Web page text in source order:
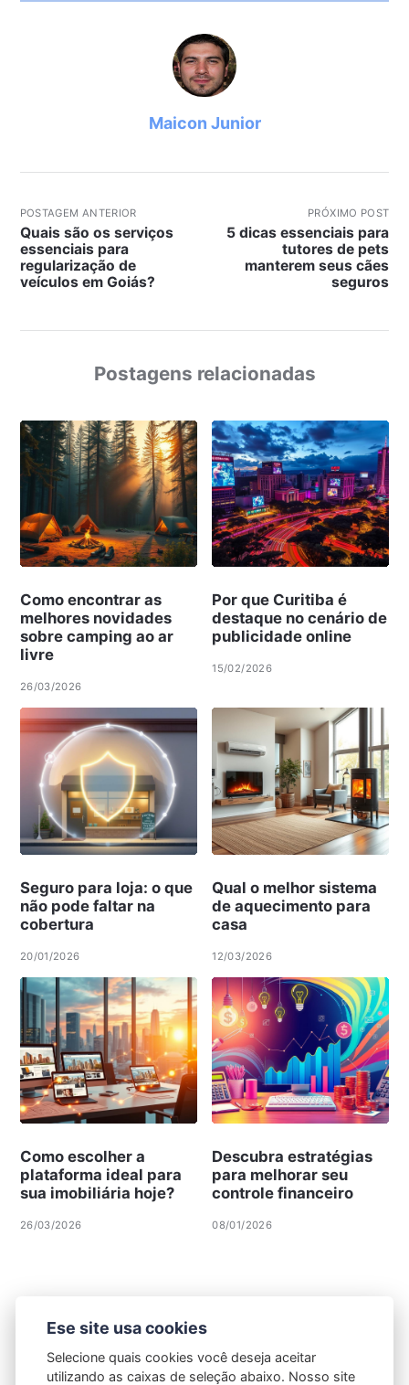
Maicon Junior
POSTAGEM ANTERIOR
Quais são os serviços
essenciais para
regularização de
veículos em Goiás?
PRÓXIMO POST
5 dicas essenciais para
tutores de pets
manterem seus cães
seguros
Postagens relacionadas
Como encontrar as
melhores novidades
sobre camping ao ar
livre
26/03/2026
Por que Curitiba é
destaque no cenário de
publicidade online
15/02/2026
Seguro para loja: o que
não pode faltar na
cobertura
20/01/2026
Qual o melhor sistema
de aquecimento para
casa
12/03/2026
Como escolher a
plataforma ideal para
sua imobiliária hoje?
26/03/2026
Descubra estratégias
para melhorar seu
controle financeiro
08/01/2026
Ese site usa cookies
Selecione quais cookies você deseja aceitar
utilizando as caixas de seleção abaixo. Nosso site